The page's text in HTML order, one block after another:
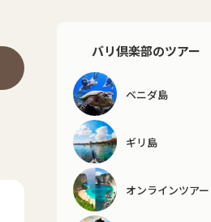
バリ倶楽部のツアー
ベニダ島
ギリ島
オンラインツアー